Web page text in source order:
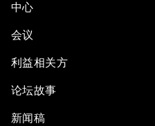
中心
会议
利益相关方
论坛故事
新闻稿